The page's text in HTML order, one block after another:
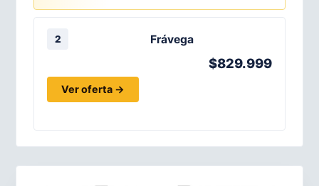
2 Frávega
$829.999
Ver oferta →